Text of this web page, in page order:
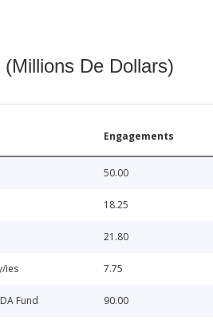
De Dollars)
Engagements
50.00
18.25
21.80
ies 7.75
Fund 90.00